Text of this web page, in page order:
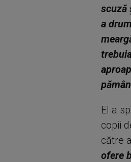
scuză
a
El a
copii
către
ofere